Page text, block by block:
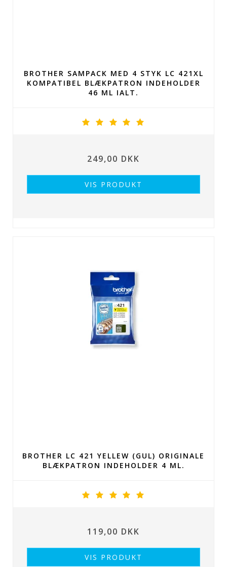
BROTHER SAMPACK MED 4 STYK LC 421XL
KOMPATIBEL BLÆKPATRON INDEHOLDER
46 ML IALT.
249,00 DKK
VIS PRODUKT
BROTHER LC 421 YELLEW (GUL) ORIGINALE
BLÆKPATRON INDEHOLDER 4 ML.
119,00 DKK
VIS PRODUKT